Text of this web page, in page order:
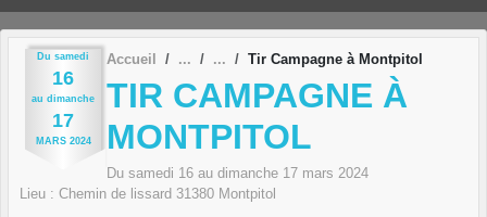
Du samedi
16
au dimanche
17
MARS 2024
Accueil Tir Campagne à Montpitol
TIR CAMPAGNE À
MONTPITOL
Du samedi 16 au dimanche 17 mars 2024
Lieu : Chemin de lissard 31380 Montpitol